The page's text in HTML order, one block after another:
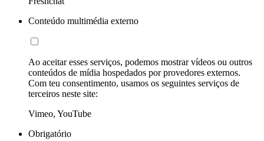
Conteúdo multimédia externo
Ao aceitar esses serviços, podemos mostrar vídeos ou outros
conteúdos de mídia hospedados por provedores externos.
Com teu consentimento, usamos os seguintes serviços de
terceiros neste site:
Vimeo, YouTube
Obrigatório